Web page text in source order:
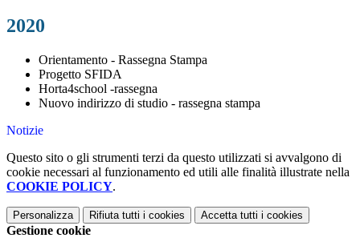
2020
Orientamento - Rassegna Stampa
Progetto SFIDA
Horta4school -rassegna
Nuovo indirizzo di studio - rassegna stampa
Notizie
Questo sito o gli strumenti terzi da questo utilizzati si avvalgono di
cookie necessari al funzionamento ed utili alle finalità illustrate nella
COOKIE POLICY.
Personalizza Rifiuta tutti i cookies Accetta tutti i cookies
Gestione cookie